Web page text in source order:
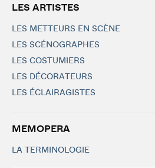
LES ARTISTES
LES METTEURS EN SCÈNE
LES SCÉNOGRAPHES
LES COSTUMIERS
LES DÉCORATEURS
LES ÉCLAIRAGISTES
MEMOPERA
LA TERMINOLOGIE